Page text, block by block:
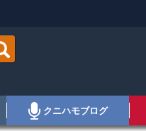
クニハモブログ